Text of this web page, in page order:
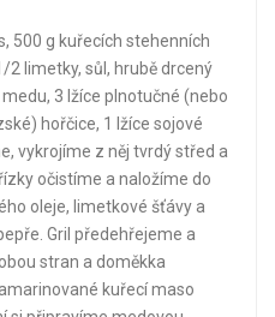
500 g kuřecích stehenních
2 limetky, sůl, hrubě drcený
3 lžíce plnotučné (nebo
hořčice, 1 lžíce sojové
vykrojíme z něj tvrdý střed a
očistíme a naložíme do
oleje, limetkové šťávy a
Gril předehřejeme a
stran a doměkka
kuřecí maso